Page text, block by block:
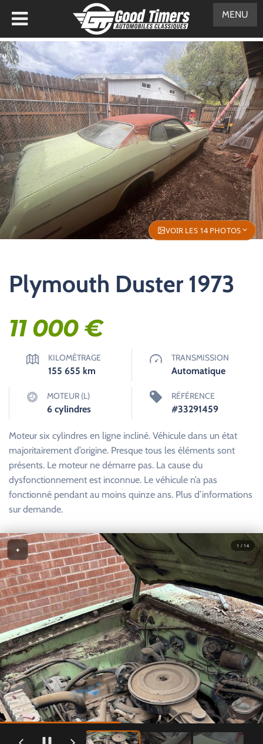
VOIR LES 14 PHOTOS
Plymouth Duster 1973
11 000€
KILOMÉTRAGE
155 655 km
TRANSMISSION
Automatique
MOTEUR (L)
6 cylindres
RÉFÉRENCE
#33291459
Moteur six cylindres en ligne incliné. Véhicule dans un état
majoritairement d’origine. Presque tous les éléments sont
présents. Le moteur ne démarre pas. La cause du
dysfonctionnement est inconnue. Le véhicule n’a pas
fonctionné pendant au moins quinze ans. Plus d’informations
sur demande.
1 / 14
+
MENU